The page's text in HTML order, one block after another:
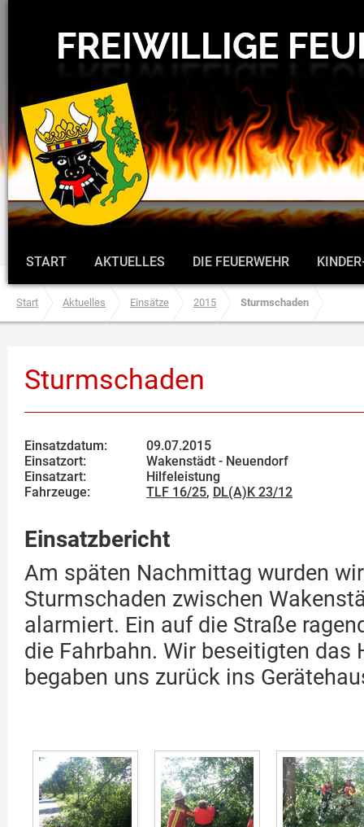
START AKTUELLES DIE FEUERWEHR
Start Aktuelles Einsätze 2015 Sturmschaden
Sturmschaden
Einsatzdatum:
09.07.2015
Einsatzort:
Wakenstädt - Neuendorf
Einsatzart:
Hilfeleistung
Fahrzeuge:
TLF 16/25, DL(A)K 23/12
Einsatzbericht
Am späten Nachmittag wurden
Sturmschaden zwischen
alarmiert. Ein auf die Straße
die Fahrbahn. Wir beseitigten das
begaben uns zurück ins